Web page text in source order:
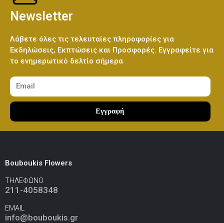
Newsletter
Λάβετε όλες τις τελευταίες πληροφορίες για
Εκδηλώσεις, Εκπτώσεις και Προσφορές. Εγγραφείτε για
το ενημερωτικό δελτίο σήμερα
Εγγραφή
Bouboukis Flowers
ΤΗΛΕΦΩΝΟ
211-4058348
EMAIL
info@bouboukis.gr